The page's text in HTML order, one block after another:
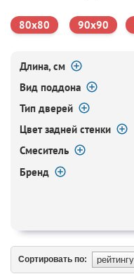
80x80 90x90
Длина, см
Вид поддона
Тип дверей
Цвет задней стенки
Смеситель
Бренд
Сортировать по: